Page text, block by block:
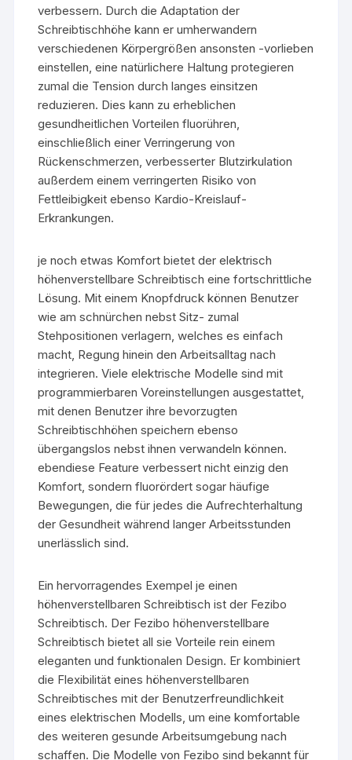
verbessern. Durch die Adaptation der
Schreibtischhöhe kann er umherwandern
verschiedenen Körpergrößen ansonsten -vorlieben
einstellen, eine natürlichere Haltung protegieren
zumal die Tension durch langes einsitzen
reduzieren. Dies kann zu erheblichen
gesundheitlichen Vorteilen fluorühren,
einschließlich einer Verringerung von
Rückenschmerzen, verbesserter Blutzirkulation
außerdem einem verringerten Risiko von
Fettleibigkeit ebenso Kardio-Kreislauf-
Erkrankungen.
je noch etwas Komfort bietet der elektrisch
höhenverstellbare Schreibtisch eine fortschrittliche
Lösung. Mit einem Knopfdruck können Benutzer
wie am schnürchen nebst Sitz- zumal
Stehpositionen verlagern, welches es einfach
macht, Regung hinein den Arbeitsalltag nach
integrieren. Viele elektrische Modelle sind mit
programmierbaren Voreinstellungen ausgestattet,
mit denen Benutzer ihre bevorzugten
Schreibtischhöhen speichern ebenso
übergangslos nebst ihnen verwandeln können.
ebendiese Feature verbessert nicht einzig den
Komfort, sondern fluorördert sogar häufige
Bewegungen, die für jedes die Aufrechterhaltung
der Gesundheit während langer Arbeitsstunden
unerlässlich sind.
Ein hervorragendes Exempel je einen
höhenverstellbaren Schreibtisch ist der Fezibo
Schreibtisch. Der Fezibo höhenverstellbare
Schreibtisch bietet all sie Vorteile rein einem
eleganten und funktionalen Design. Er kombiniert
die Flexibilität eines höhenverstellbaren
Schreibtisches mit der Benutzerfreundlichkeit
eines elektrischen Modells, um eine komfortable
des weiteren gesunde Arbeitsumgebung nach
schaffen. Die Modelle von Fezibo sind bekannt für